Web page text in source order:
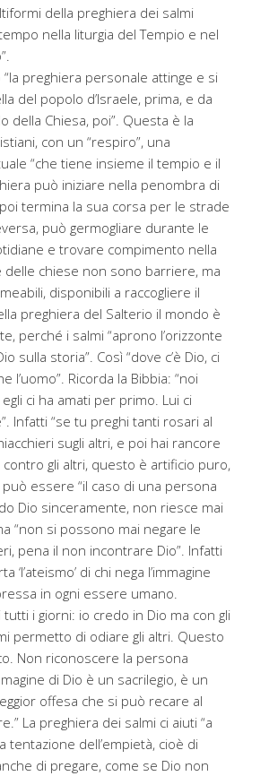
della preghiera dei salmi
nella liturgia del Tempio e nel
preghiera personale attinge e si
del popolo d’Israele, prima, e da
della Chiesa, poi”. Questa è la
con un “respiro”, una
“che tiene insieme il tempio e il
può iniziare nella penombra di
termina la sua corsa per le strade
può germogliare durante le
e trovare compimento nella
delle chiese non sono barriere, ma
disponibili a raccogliere il
preghiera del Salterio il mondo è
perché i salmi “aprono l’orizzonte
sulla storia”. Così “dove c’è Dio, ci
l’uomo”. Ricorda la Bibbia: “noi
ci ha amati per primo. Lui ci
Infatti “se tu preghi tanti rosari al
sugli altri, e poi hai rancore
gli altri, questo è artificio puro,
può essere “il caso di una persona
Dio sinceramente, non riesce mai
“non si possono mai negare le
pena il non incontrare Dio”. Infatti
‘l’ateismo’ di chi nega l’immagine
in ogni essere umano.
tutti i giorni: io credo in Dio ma con gli
permetto di odiare gli altri. Questo
Non riconoscere la persona
di Dio è un sacrilegio, è un
offesa che si può recare al
La preghiera dei salmi ci aiuti “a
tentazione dell’empietà, cioè di
di pregare, come se Dio non